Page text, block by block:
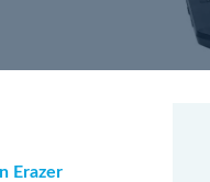
Erazer